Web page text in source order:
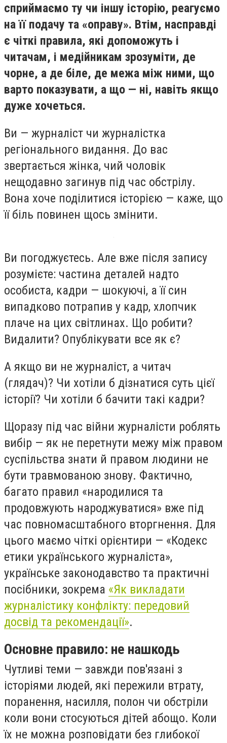
сприймаємо ту чи іншу історію, реагуємо
на її подачу та «оправу». Втім, насправді
є чіткі правила, які допоможуть і
читачам, і медійникам зрозуміти, де
чорне, а де біле, де межа між ними, що
варто показувати, а що — ні, навіть якщо
дуже хочеться.
Ви — журналіст чи журналістка
регіонального видання. До вас
звертається жінка, чий чоловік
нещодавно загинув під час обстрілу.
Вона хоче поділитися історією — каже, що
її біль повинен щось змінити.
Ви погоджуєтесь. Але вже після запису
розумієте: частина деталей надто
особиста, кадри — шокуючі, а її син
випадково потрапив у кадр, хлопчик
плаче на цих світлинах. Що робити?
Видалити? Опублікувати все як є?
А якщо ви не журналіст, а читач
(глядач)? Чи хотіли б дізнатися суть цієї
історії? Чи хотіли б бачити такі кадри?
Щоразу під час війни журналісти роблять
вибір — як не перетнути межу між правом
суспільства знати й правом людини не
бути травмованою знову. Фактично,
багато правил «народилися та
продовжують народжуватися» вже під
час повномасштабного вторгнення. Для
цього маємо чіткі орієнтири — «Кодекс
етики українського журналіста»,
українське законодавство та практичні
посібники, зокрема «Як викладати
журналістику конфлікту: передовий
досвід та рекомендації».
Основне правило: не нашкодь
Чутливі теми — завжди пов'язані з
історіями людей, які пережили втрату,
поранення, насилля, полон чи обстріли
коли вони стосуються дітей абощо. Коли
їх не можна розповідати без глибокої